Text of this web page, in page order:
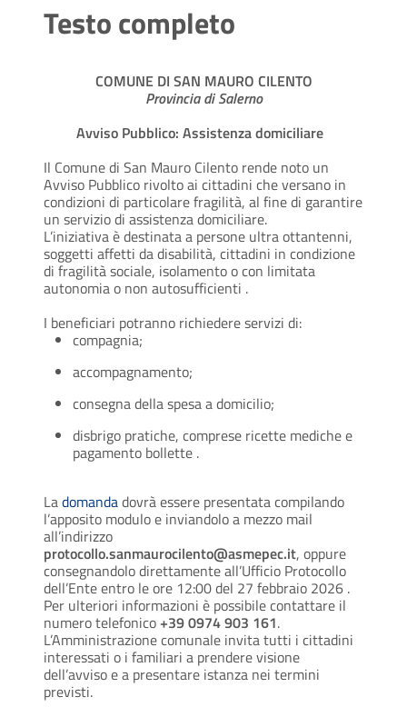
Testo completo
COMUNE DI SAN MAURO CILENTO
Provincia di Salerno
Avviso Pubblico: Assistenza domiciliare
Il Comune di San Mauro Cilento rende noto un
Avviso Pubblico rivolto ai cittadini che versano in
condizioni di particolare fragilità, al fine di garantire
un servizio di assistenza domiciliare.
L’iniziativa è destinata a persone ultra ottantenni,
soggetti affetti da disabilità, cittadini in condizione
di fragilità sociale, isolamento o con limitata
autonomia o non autosufficienti .
I beneficiari potranno richiedere servizi di:
compagnia;
accompagnamento;
consegna della spesa a domicilio;
disbrigo pratiche, comprese ricette mediche e
pagamento bollette .
Ladomandadovrà essere presentata compilando
l’apposito modulo e inviandolo a mezzo mail
all’indirizzo
protocollo.sanmaurocilento@asmepec.it, oppure
consegnandolo direttamente all’Ufficio Protocollo
dell’Ente entro le ore 12:00 del 27 febbraio 2026 .
Per ulteriori informazioni è possibile contattare il
numero telefonico+39 0974 903 161.
L’Amministrazione comunale invita tutti i cittadini
interessati o i familiari a prendere visione
dell’avviso e a presentare istanza nei termini
previsti.